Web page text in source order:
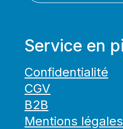
Service en
Confidentialité
CGV
B2B
Mentions légales